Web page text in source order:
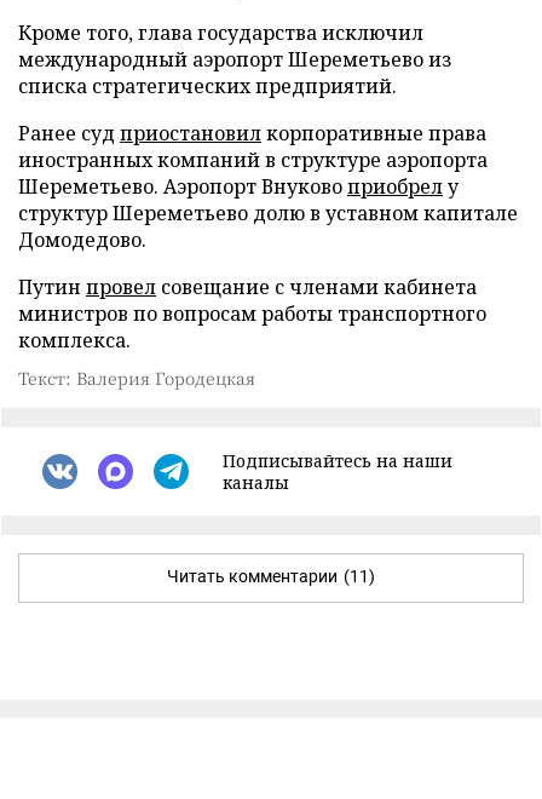
Кроме того, глава государства исключил
международный аэропорт Шереметьево из
списка стратегических предприятий.
Ранее суд приостановилкорпоративные права
иностранных компаний в структуре аэропорта
Шереметьево. Аэропорт Внуковоприобрелу
структур Шереметьево долю в уставном капитале
Домодедово.
Путин провел совещание с членами кабинета
министров по вопросам работы транспортного
комплекса.
Текст: Валерия Городецкая
Подписывайтесь на наши
каналы
Читать комментарии (11)